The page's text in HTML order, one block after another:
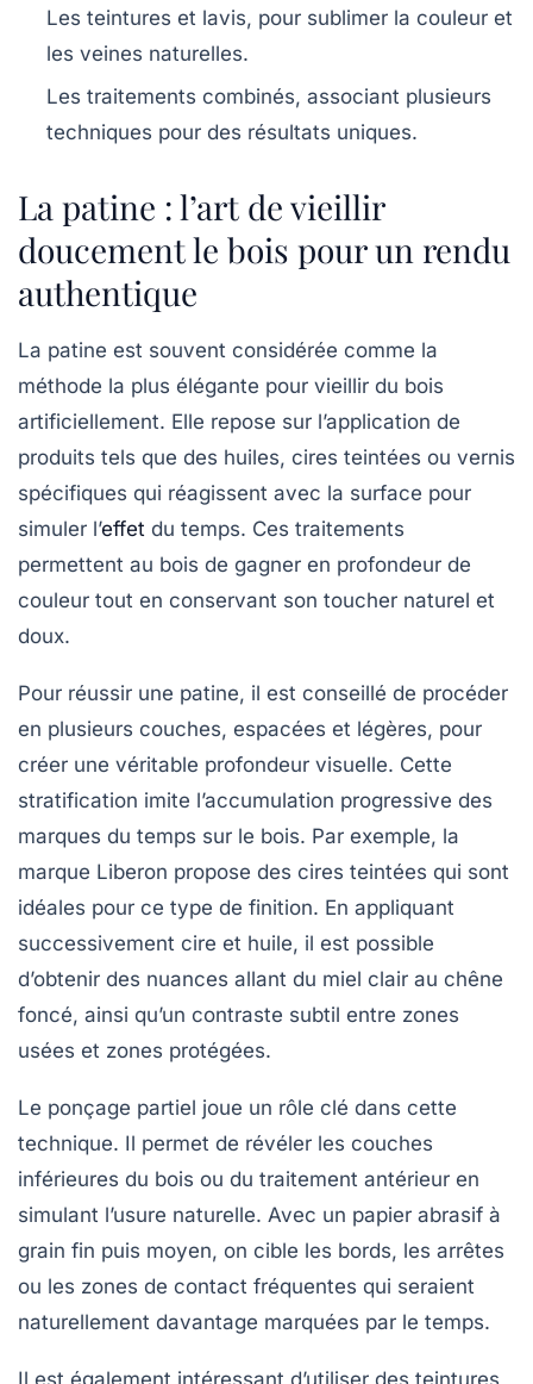
Les teintures et lavis, pour sublimer la couleur et
les veines naturelles.
Les traitements combinés, associant plusieurs
techniques pour des résultats uniques.
La patine : l’art de vieillir
doucement le bois pour un rendu
authentique
La patine est souvent considérée comme la
méthode la plus élégante pour vieillir du bois
artificiellement. Elle repose sur l’application de
produits tels que des huiles, cires teintées ou vernis
spécifiques qui réagissent avec la surface pour
simuler l’effet du temps. Ces traitements
permettent au bois de gagner en profondeur de
couleur tout en conservant son toucher naturel et
doux.
Pour réussir une patine, il est conseillé de procéder
en plusieurs couches, espacées et légères, pour
créer une véritable profondeur visuelle. Cette
stratification imite l’accumulation progressive des
marques du temps sur le bois. Par exemple, la
marque Liberon propose des cires teintées qui sont
idéales pour ce type de finition. En appliquant
successivement cire et huile, il est possible
d’obtenir des nuances allant du miel clair au chêne
foncé, ainsi qu’un contraste subtil entre zones
usées et zones protégées.
Le ponçage partiel joue un rôle clé dans cette
technique. Il permet de révéler les couches
inférieures du bois ou du traitement antérieur en
simulant l’usure naturelle. Avec un papier abrasif à
grain fin puis moyen, on cible les bords, les arrêtes
ou les zones de contact fréquentes qui seraient
naturellement davantage marquées par le temps.